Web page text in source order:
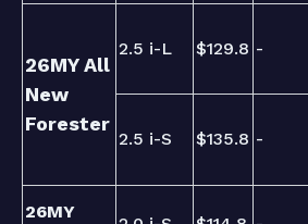
26MY All
New
Forester
2.5 i-L $129.8 -
2.5 i-S $135.8 -
26MY